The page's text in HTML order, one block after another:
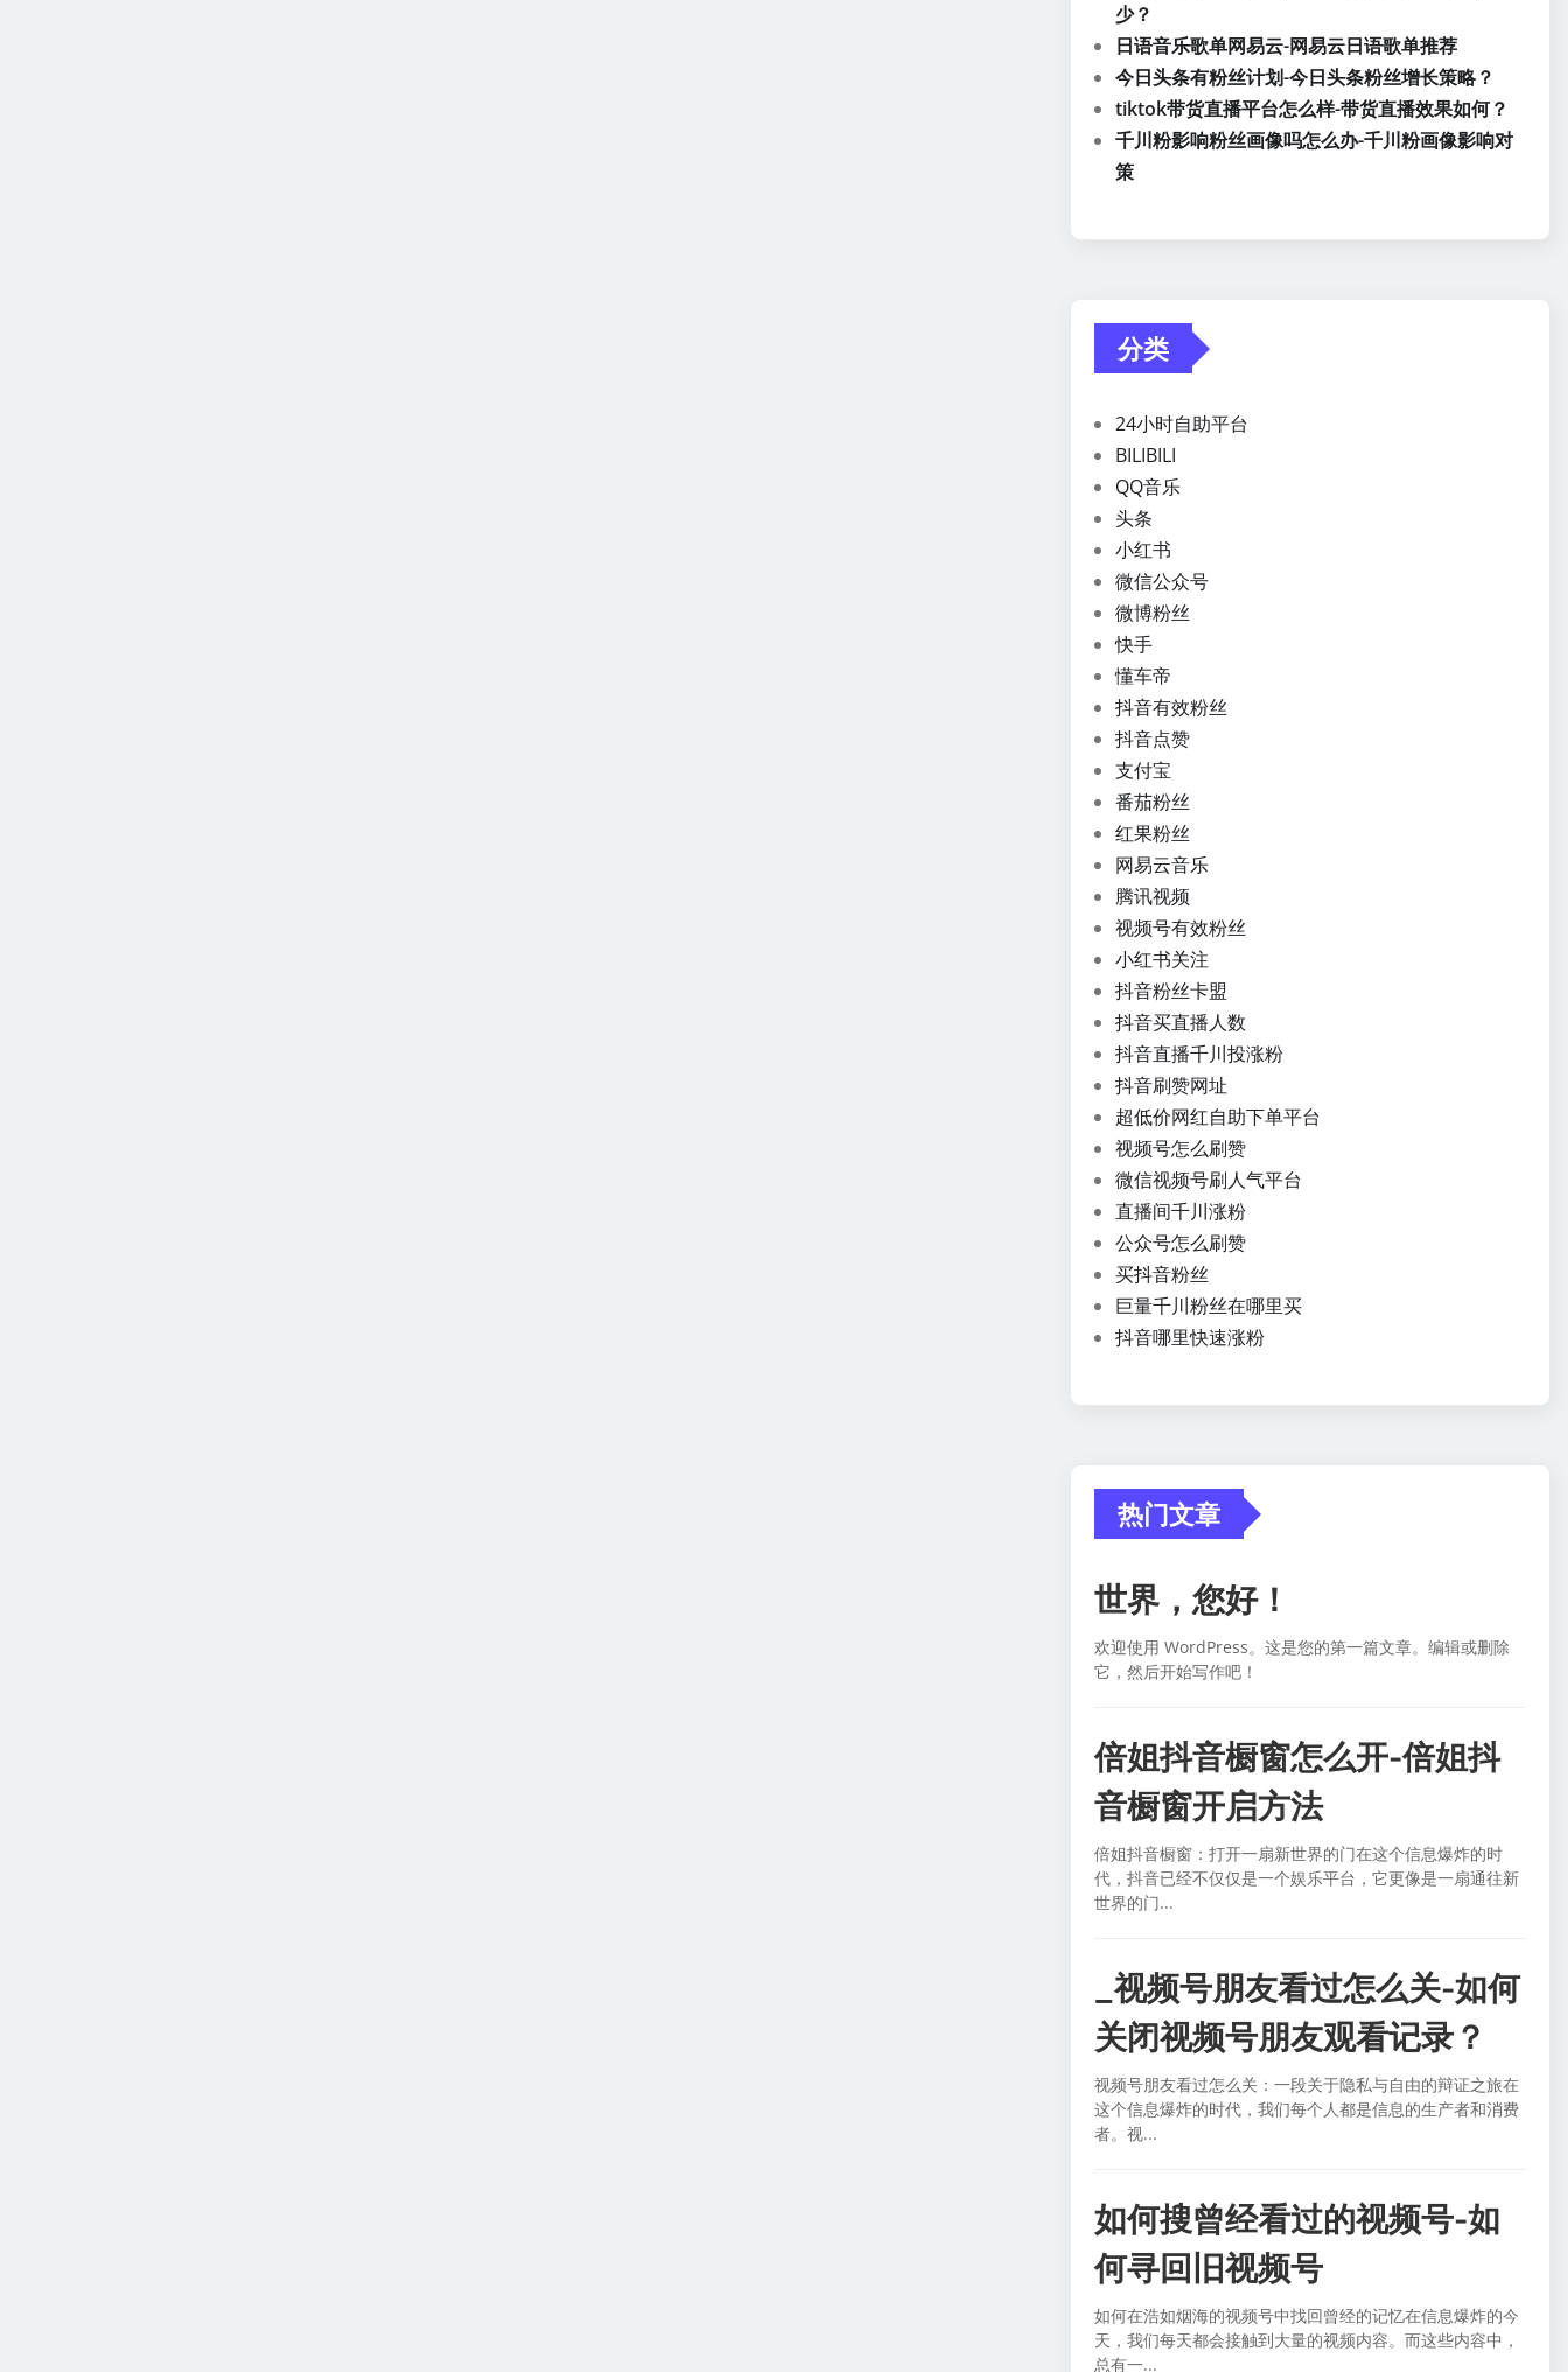
少？
日语音乐歌单网易云-网易云日语歌单推荐
今日头条有粉丝计划-今日头条粉丝增长策略？
tiktok带货直播平台怎么样-带货直播效果如何？
千川粉影响粉丝画像吗怎么办-千川粉画像影响对
策
分类
24小时自助平台
BILIBILI
QQ音乐
头条
小红书
微信公众号
微博粉丝
快手
懂车帝
抖音有效粉丝
抖音点赞
支付宝
番茄粉丝
红果粉丝
网易云音乐
腾讯视频
视频号有效粉丝
小红书关注
抖音粉丝卡盟
抖音买直播人数
抖音直播千川投涨粉
抖音刷赞网址
超低价网红自助下单平台
视频号怎么刷赞
微信视频号刷人气平台
直播间千川涨粉
公众号怎么刷赞
买抖音粉丝
巨量千川粉丝在哪里买
抖音哪里快速涨粉
热门文章
世界，您好！
欢迎使用 WordPress。这是您的第一篇文章。编辑或删除
它，然后开始写作吧！
倍姐抖音橱窗怎么开-倍姐抖
音橱窗开启方法
倍姐抖音橱窗：打开一扇新世界的门在这个信息爆炸的时
代，抖音已经不仅仅是一个娱乐平台，它更像是一扇通往新
世界的门...
_视频号朋友看过怎么关-如何
关闭视频号朋友观看记录？
视频号朋友看过怎么关：一段关于隐私与自由的辩证之旅在
这个信息爆炸的时代，我们每个人都是信息的生产者和消费
者。视...
如何搜曾经看过的视频号-如
何寻回旧视频号
如何在浩如烟海的视频号中找回曾经的记忆在信息爆炸的今
天，我们每天都会接触到大量的视频内容。而这些内容中，
总有一...